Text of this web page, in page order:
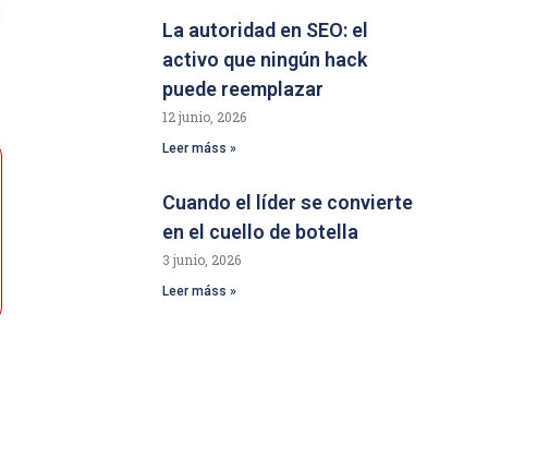
La autoridad en SEO: el
activo que ningún hack
puede reemplazar
12 junio, 2026
Leer máss »
Cuando el líder se convierte
en el cuello de botella
3 junio, 2026
Leer máss »